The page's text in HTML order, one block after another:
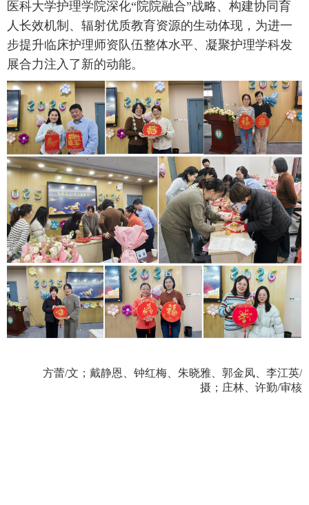
医科大学护理学院深化“院院融合”战略、构建协同育
人长效机制、辐射优质教育资源的生动体现，为进一
步提升临床护理师资队伍整体水平、凝聚护理学科发
展合力注入了新的动能。
方蕾/文；戴静恩、钟红梅、朱晓雅、郭金凤、李江英/
摄； 庄林、许勤/审核